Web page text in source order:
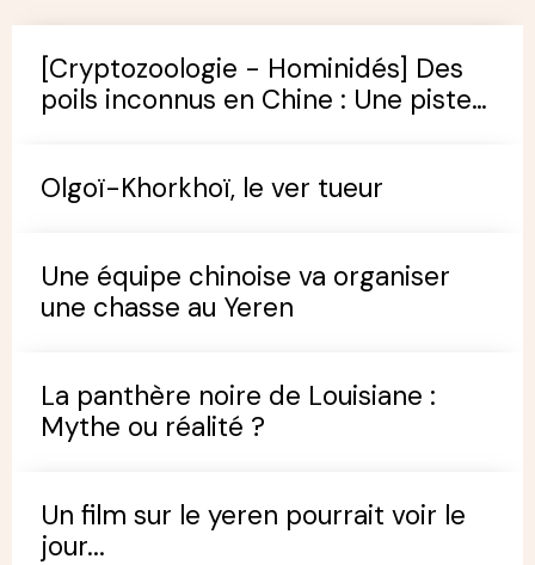
[Cryptozoologie - Hominidés] Des
poils inconnus en Chine : Une piste
Olgoï-Khorkhoï, le ver tueur
Une équipe chinoise va organiser
une chasse au Yeren
La panthère noire de Louisiane :
Mythe ou réalité ?
Un film sur le yeren pourrait voir le
jour...